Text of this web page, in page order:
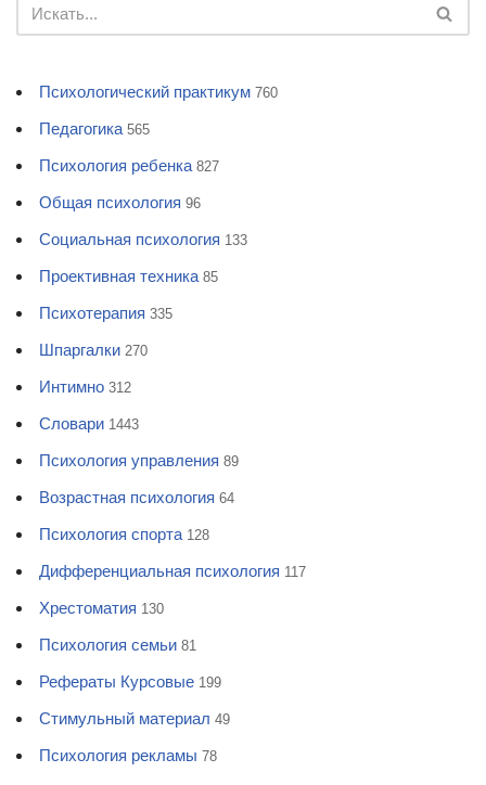
Психологический практикум 760
Педагогика 565
Психология ребенка 827
Общая психология 96
Социальная психология 133
Проективная техника 85
Психотерапия 335
Шпаргалки 270
Интимно 312
Словари 1443
Психология управления 89
Возрастная психология 64
Психология спорта 128
Дифференциальная психология 117
Хрестоматия 130
Психология семьи 81
Рефераты Курсовые 199
Стимульный материал 49
Психология рекламы 78